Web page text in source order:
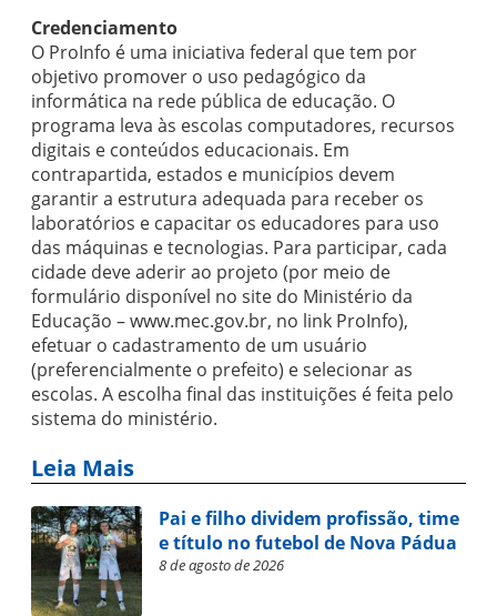
Credenciamento
O ProInfo é uma iniciativa federal que tem por
objetivo promover o uso pedagógico da
informática na rede pública de educação. O
programa leva às escolas computadores, recursos
digitais e conteúdos educacionais. Em
contrapartida, estados e municípios devem
garantir a estrutura adequada para receber os
laboratórios e capacitar os educadores para uso
das máquinas e tecnologias. Para participar, cada
cidade deve aderir ao projeto (por meio de
formulário disponível no site do Ministério da
Educação – www.mec.gov.br, no link ProInfo),
efetuar o cadastramento de um usuário
(preferencialmente o prefeito) e selecionar as
escolas. A escolha final das instituições é feita pelo
sistema do ministério.
Leia Mais
Pai e filho dividem profissão, time
e título no futebol de Nova Pádua
8 de agosto de 2026